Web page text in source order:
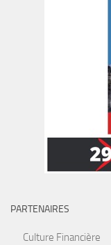
PARTENAIRES
Culture Financière